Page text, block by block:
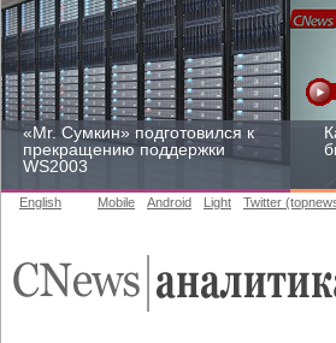
«Mr. Сумкин» подготовился к
прекращению поддержки
WS2003
English Mobile Android Light Twitter